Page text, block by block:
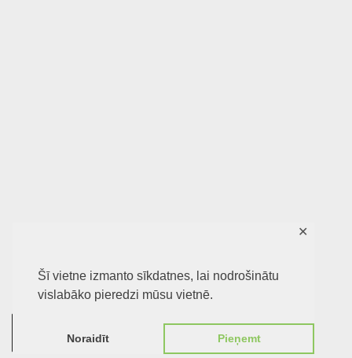
Šī vietne izmanto sīkdatnes, lai nodrošinātu
vislabāko pieredzi mūsu vietnē.
Noraidīt Pieņemt
✕